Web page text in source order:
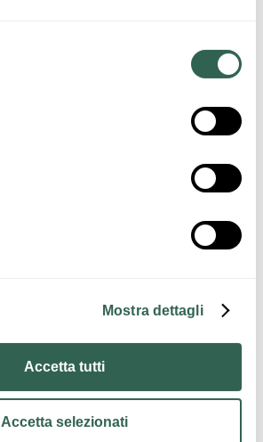
Mostra dettagli
Accetta tutti
Accetta selezionati